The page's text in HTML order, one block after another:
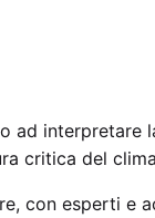
ad interpretare
critica del
con esperti e